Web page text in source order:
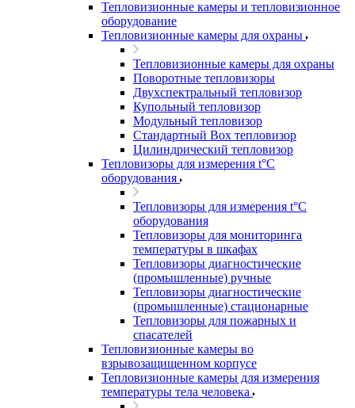
Тепловизионные камеры и тепловизионное
оборудование
Тепловизионные камеры для охраны
Тепловизионные камеры для охраны
Поворотные тепловизоры
Двухспектральный тепловизор
Купольный тепловизор
Модульный тепловизор
Стандартный Box тепловизор
Цилиндрический тепловизор
Тепловизоры для измерения t°С
оборудования
Тепловизоры для измерения t°С
оборудования
Тепловизоры для мониторинга
температуры в шкафах
Тепловизоры диагностические
(промышленные) ручные
Тепловизоры диагностические
(промышленные) стационарные
Тепловизоры для пожарных и
спасателей
Тепловизионные камеры во
взрывозащищенном корпусе
Тепловизионные камеры для измерения
температуры тела человека